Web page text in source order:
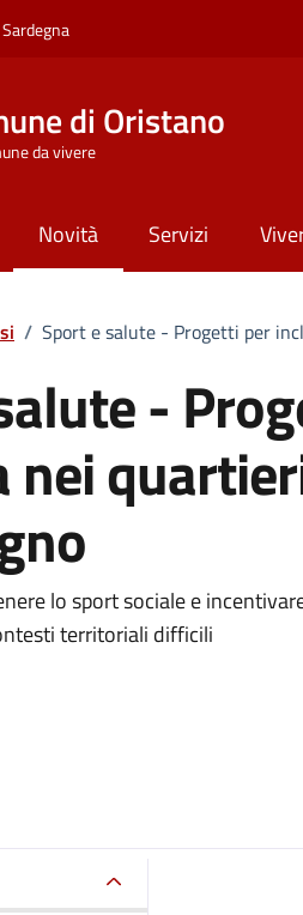
di Oristano
da vivere
Novità Servizi
/ Sport e salute - Progetti per
-
nei
notizia
lo sport sociale e
territoriali difficili